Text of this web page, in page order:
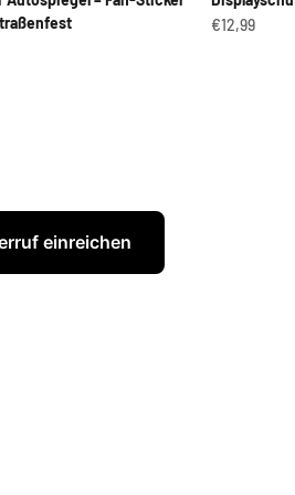
Angebot
€12,99
einreichen